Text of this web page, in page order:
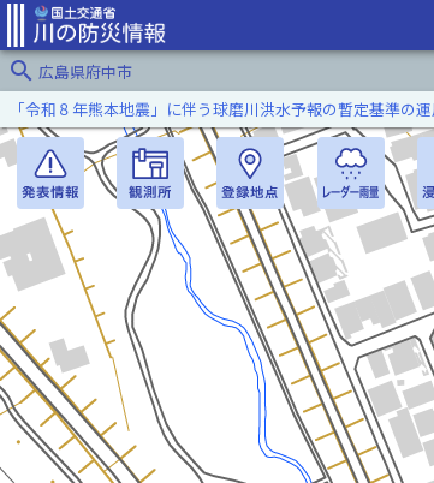
search 広島県府中市
「令和８年熊本地震」に伴う球磨川洪水予報の暫定基準の